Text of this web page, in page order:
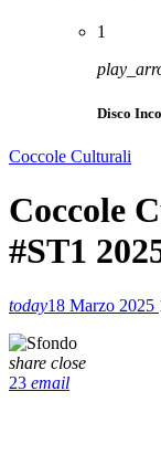
1
Disco
Coccole Culturali
Coccole
#ST1
today18 Marzo 2025
share close
23 email